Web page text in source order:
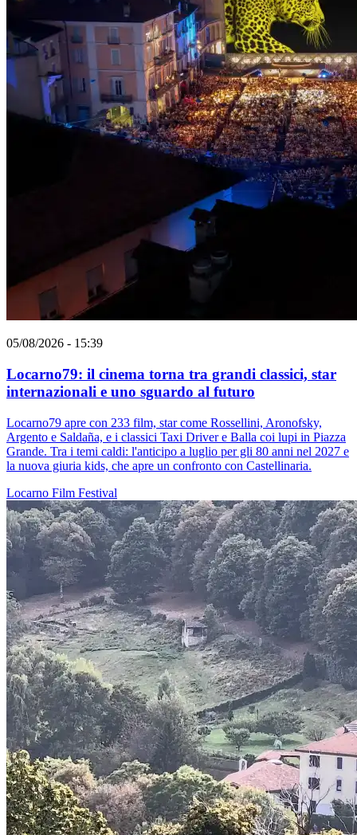
05/08/2026 - 15:39
Locarno79: il cinema torna tra grandi classici, star
internazionali e uno sguardo al futuro
Locarno79 apre con 233 film, star come Rossellini, Aronofsky,
Argento e Saldaña, e i classici Taxi Driver e Balla coi lupi in Piazza
Grande. Tra i temi caldi: l'anticipo a luglio per gli 80 anni nel 2027 e
la nuova giuria kids, che apre un confronto con Castellinaria.
Locarno Film Festival